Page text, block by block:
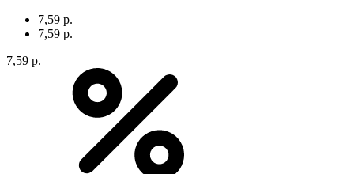
7,59 р.
7,59 р.
7,59 р.